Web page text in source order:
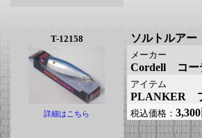
T-12158
詳細はこちら
ソルトルアー
メーカー
Cordell コー
アイテム
PLANKER
税込価格： 3,300